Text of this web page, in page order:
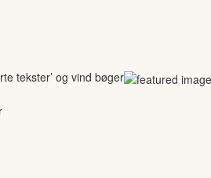
tekster’ og vind bøger